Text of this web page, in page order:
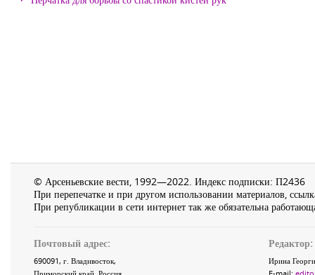
© Арсеньевские вести, 1992—2022. Индекс подписки: П2436
При перепечатке и при другом использовании материалов,
При републикации в сети интернет так же обязательна
Почтовый адрес:
690091, г. Владивосток,
Редактор:
Ирина